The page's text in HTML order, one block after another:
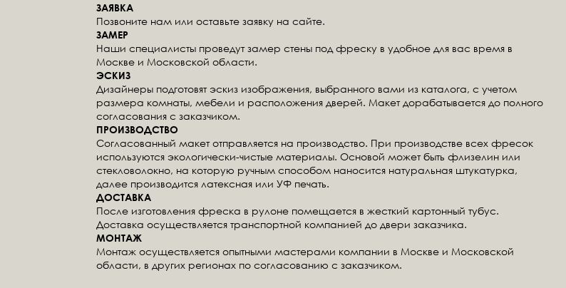
ЗАЯВКА
Позвоните нам или оставьте заявку на сайте.
ЗАМЕР
Наши специалисты проведут замер стены под фреску в удобное для вас время в
Москве и Московской области.
ЭСКИЗ
Дизайнеры подготовят эскиз изображения, выбранного вами из каталога, с учетом
размера комнаты, мебели и расположения дверей. Макет дорабатывается до полного
согласования с заказчиком.
ПРОИЗВОДСТВО
Согласованный макет отправляется на производство. При производстве всех фресок
используются экологически-чистые материалы. Основой может быть флизелин или
стекловолокно, на которую ручным способом наносится натуральная штукатурка,
далее производится латексная или УФ печать.
ДОСТАВКА
После изготовления фреска в рулоне помещается в жесткий картонный тубус.
Доставка осуществляется транспортной компанией до двери заказчика.
МОНТАЖ
Монтаж осуществляется опытными мастерами компании в Москве и Московской
области, в других регионах по согласованию с заказчиком.